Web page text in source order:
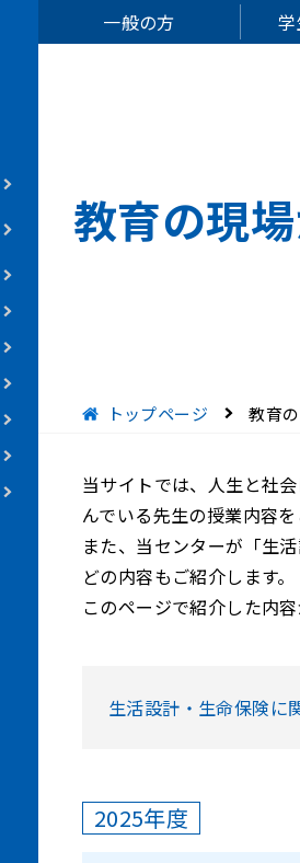
一般の方
教育の現
現在位置 トップページ 教育
当サイトでは、人生と社
んでいる先生の授業内容を
また、当センターが「生
どの内容もご紹介します。
このページで紹介した内
生活設計・生命保険に
2025年度